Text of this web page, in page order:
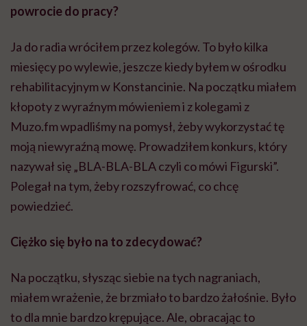
powrocie do pracy?
Ja do radia wróciłem przez kolegów. To było kilka
miesięcy po wylewie, jeszcze kiedy byłem w ośrodku
rehabilitacyjnym w Konstancinie. Na początku miałem
kłopoty z wyraźnym mówieniem i z kolegami z
Muzo.fm wpadliśmy na pomysł, żeby wykorzystać tę
moją niewyraźną mowę. Prowadziłem konkurs, który
nazywał się „BLA-BLA-BLA czyli co mówi Figurski”.
Polegał na tym, żeby rozszyfrować, co chcę
powiedzieć.
Ciężko się było na to zdecydować?
Na początku, słysząc siebie na tych nagraniach,
miałem wrażenie, że brzmiało to bardzo żałośnie. Było
to dla mnie bardzo krępujące. Ale, obracając to